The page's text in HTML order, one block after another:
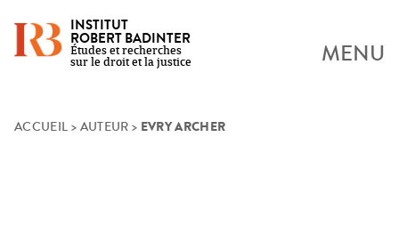
Skip
INSTITUT
ROBERT BADINTER
Études et recherches
sur le droit et la justice
MENU
ACCUEIL > AUTEUR > EVRY ARCHER